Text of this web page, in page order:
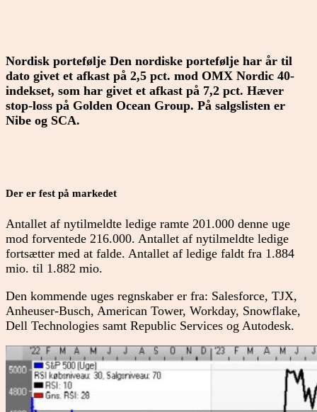
Nordisk portefølje Den nordiske portefølje har år til
dato givet et afkast på 2,5 pct. mod OMX Nordic 40-
indekset, som har givet et afkast på 7,2 pct. Hæver
stop-loss på Golden Ocean Group. På salgslisten er
Nibe og SCA.
Der er fest på markedet
Antallet af nytilmeldte ledige ramte 201.000 denne uge
mod forventede 216.000. Antallet af nytilmeldte ledige
fortsætter med at falde. Antallet af ledige faldt fra 1.884
mio. til 1.882 mio.
Den kommende uges regnskaber er fra: Salesforce, TJX,
Anheuser-Busch, American Tower, Workday, Snowflake,
Dell Technologies samt Republic Services og Autodesk.